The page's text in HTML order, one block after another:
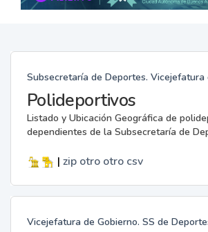
Subsecretaría de Deportes. Vicejefatura
Polideportivos
Listado y Ubicación Geográfica de
dependientes de la Subsecretaría de
| zip otro otro csv
Vicejefatura de Gobierno. SS de